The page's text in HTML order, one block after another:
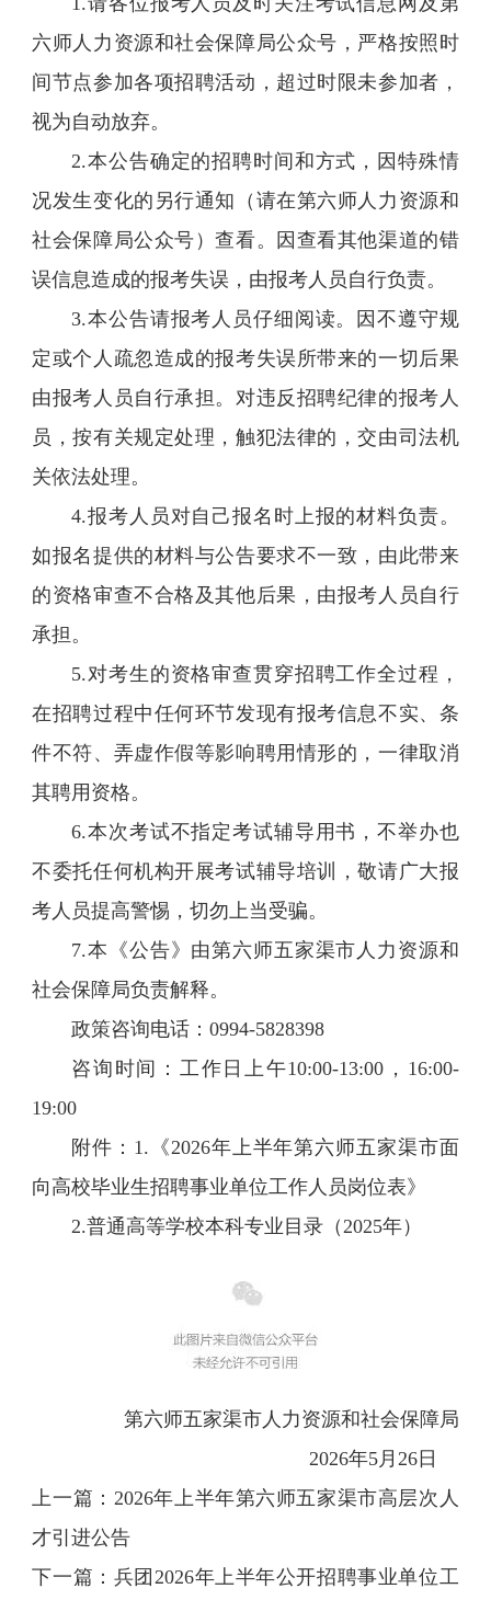
六师人力资源和社会保障局公众号，严格按照时
间节点参加各项招聘活动，超过时限未参加者，
视为自动放弃。
2.本公告确定的招聘时间和方式，因特殊情
况发生变化的另行通知（请在第六师人力资源和
社会保障局公众号）查看。因查看其他渠道的错
误信息造成的报考失误，由报考人员自行负责。
3.本公告请报考人员仔细阅读。因不遵守规
定或个人疏忽造成的报考失误所带来的一切后果
由报考人员自行承担。对违反招聘纪律的报考人
员，按有关规定处理，触犯法律的，交由司法机
关依法处理。
4.报考人员对自己报名时上报的材料负责。
如报名提供的材料与公告要求不一致，由此带来
的资格审查不合格及其他后果，由报考人员自行
承担。
5.对考生的资格审查贯穿招聘工作全过程，
在招聘过程中任何环节发现有报考信息不实、条
件不符、弄虚作假等影响聘用情形的，一律取消
其聘用资格。
6.本次考试不指定考试辅导用书，不举办也
不委托任何机构开展考试辅导培训，敬请广大报
考人员提高警惕，切勿上当受骗。
7.本《公告》由第六师五家渠市人力资源和
社会保障局负责解释。
政策咨询电话：0994-5828398
咨询时间：工作日上午10:00-13:00，16:00-
19:00
附件：1.《2026年上半年第六师五家渠市面
向高校毕业生招聘事业单位工作人员岗位表》
2.普通高等学校本科专业目录（2025年）
第六师五家渠市人力资源和社会保障局
2026年5月26日
上一篇： 2026年上半年第六师五家渠市高层次人
才引进公告
下一篇： 兵团2026年上半年公开招聘事业单位工